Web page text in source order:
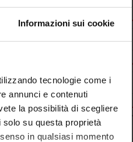
Informazioni sui cookie
tecnologie come i
annunci e contenuti
la possibilità di scegliere
su questa proprietà
in qualsiasi momento